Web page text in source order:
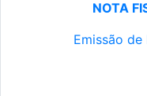
NOTA
Emissão